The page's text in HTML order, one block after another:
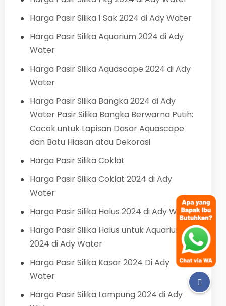
Harga Pasir Silika 1 Sak 2024 di Ady Water
Harga Pasir Silika Aquarium 2024 di Ady
Water
Harga Pasir Silika Aquascape 2024 di Ady
Water
Harga Pasir Silika Bangka 2024 di Ady
Water Pasir Silika Bangka Berwarna Putih:
Cocok untuk Lapisan Dasar Aquascape
dan Batu Hiasan atau Dekorasi
Harga Pasir Silika Coklat
Harga Pasir Silika Coklat 2024 di Ady
Water
Harga Pasir Silika Halus 2024 di Ady Water
Harga Pasir Silika Halus untuk Aquarium
2024 di Ady Water
Harga Pasir Silika Kasar 2024 Di Ady
Water
Harga Pasir Silika Lampung 2024 di Ady